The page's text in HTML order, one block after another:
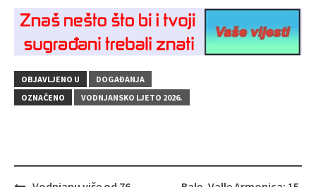
OBJAVLJENO U
DOGAĐANJA
OZNAČENO
VODNJANSKO LJETO 2026.